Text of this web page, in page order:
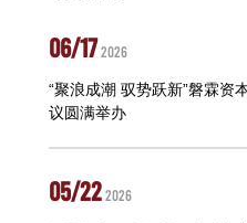
06/172026
“聚浪成潮 驭势跃新”磐霖资
议圆满举办
05/222026